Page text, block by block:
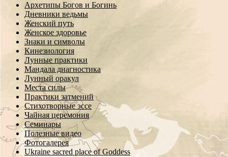
Архетипы Богов и Богинь
Дневники ведьмы
Женский путь
Женское здоровье
Знаки и символы
Кинезиология
Лунные практики
Мандала диагностика
Лунный оракул
Места силы
Практики затмений
Стихотворные эссе
Чайная церемония
Семинары
Полезные видео
Фотогалерея
Ukraine sacred place of Goddess